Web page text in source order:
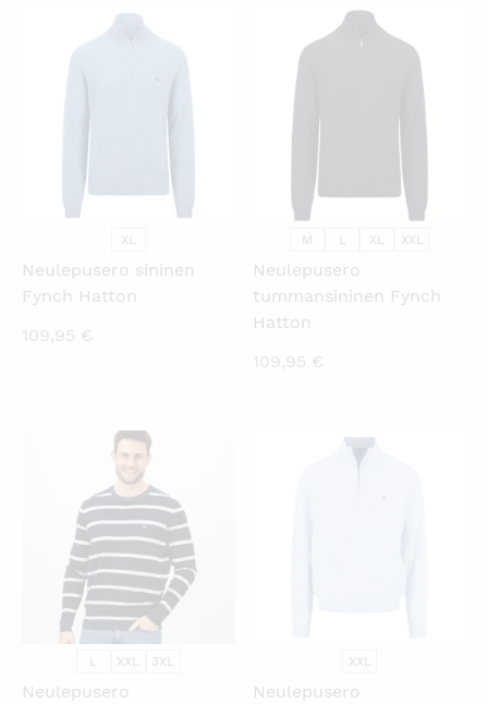
XL
Neulepusero sininen
Fynch Hatton
109,95 €
KATSO PIKANÄKYMÄ
M L XL XXL
Neulepusero
tummansininen Fynch
Hatton
109,95 €
KATSO PIKANÄKYMÄ
L XXL 3XL
Neulepusero
KATSO PIKANÄKYMÄ
XXL
Neulepusero